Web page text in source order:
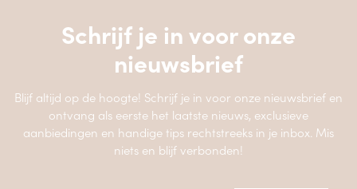
Schrijf je in voor onze
nieuwsbrief
Blijf altijd op de hoogte! Schrijf je in voor onze nieuwsbrief en
ontvang als eerste het laatste nieuws, exclusieve
aanbiedingen en handige tips rechtstreeks in je inbox. Mis
niets en blijf verbonden!